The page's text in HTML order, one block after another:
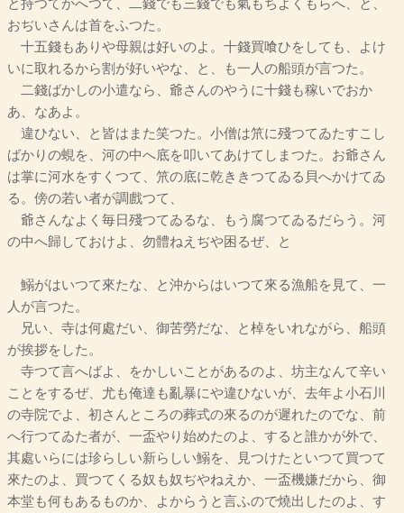
と持つてかへつて、二錢でも三錢でも氣もちよくもらへ、と、
おぢいさんは首をふつた。
十五錢もありや母親は好いのよ。十錢買喰ひをしても、よけ
いに取れるから割が好いやな、と、も一人の船頭が言つた。
二錢ばかしの小遣なら、爺さんのやうに十錢も稼いでおか
あ、なあよ。
違ひない、と皆はまた笑つた。小僧は笊に殘つてゐたすこし
ばかりの蜆を、河の中へ底を叩いてあけてしまつた。お爺さん
は掌に河水をすくつて、笊の底に乾ききつてゐる貝へかけてゐ
る。傍の若い者が調戲つて、
爺さんなよく毎日殘つてゐるな、もう腐つてゐるだらう。河
の中へ歸しておけよ、勿體ねえぢや困るぜ、と
鰯がはいつて來たな、と沖からはいつて來る漁船を見て、一
人が言つた。
兄い、寺は何處だい、御苦勞だな、と棹をいれながら、船頭
が挨拶をした。
寺つて言へばよ、をかしいことがあるのよ、坊主なんて辛い
ことをするぜ、尤も俺達も亂暴にや違ひないが、去年よ小石川
の寺院でよ、初さんところの葬式の來るのが遲れたのでな、前
へ行つてゐた者が、一盃やり始めたのよ、すると誰かが外で、
其處いらには珍らしい新らしい鰯を、見つけたといつて買つて
來たのよ、買つてくる奴も奴ぢやねえか、一盃機嫌だから、御
本堂も何もあるものか、よからうと言ふので燒出したのよ、す